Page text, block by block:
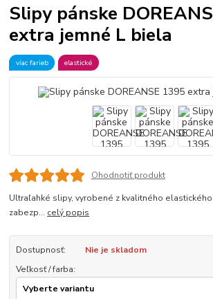
Slipy pánske
extra jemné L biela
viac farieb elastické
Ohodnotiť produkt
Ultraľahké slipy, vyrobené z kvalitného
zabezp... celý popis
Dostupnosť:
Nie je skladom
Veľkosť / farba: